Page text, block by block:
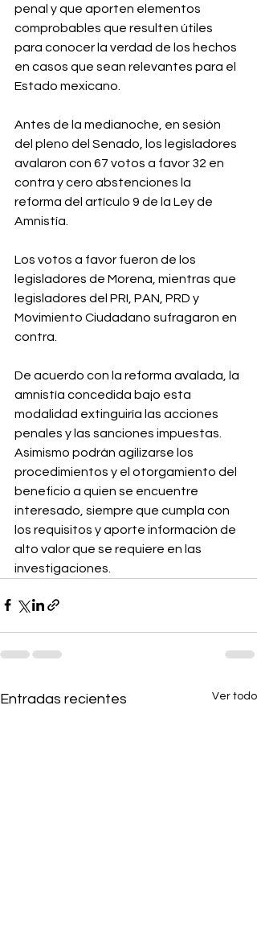
penal y que aporten elementos
comprobables que resulten útiles
para conocer la verdad de los hechos
en casos que sean relevantes para el
Estado mexicano.
Antes de la medianoche, en sesión
del pleno del Senado, los legisladores
avalaron con 67 votos a favor 32 en
contra y cero abstenciones la
reforma del artículo 9 de la Ley de
Amnistía.
Los votos a favor fueron de los
legisladores de Morena, mientras que
legisladores del PRI, PAN, PRD y
Movimiento Ciudadano sufragaron en
contra.
De acuerdo con la reforma avalada, la
amnistía concedida bajo esta
modalidad extinguiría las acciones
penales y las sanciones impuestas.
Asimismo podrán agilizarse los
procedimientos y el otorgamiento del
beneficio a quien se encuentre
interesado, siempre que cumpla con
los requisitos y aporte información de
alto valor que se requiere en las
investigaciones.
Entradas recientes Ver todo